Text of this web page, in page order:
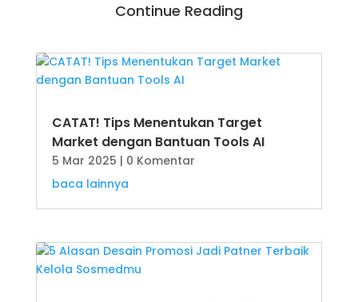
Continue Reading
CATAT! Tips Menentukan Target
Market dengan Bantuan Tools AI
5 Mar 2025 | 0 Komentar
baca lainnya